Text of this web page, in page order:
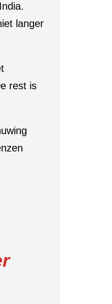
langer
rest is